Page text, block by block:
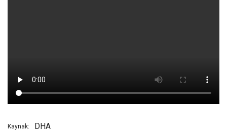
Kaynak: DHA